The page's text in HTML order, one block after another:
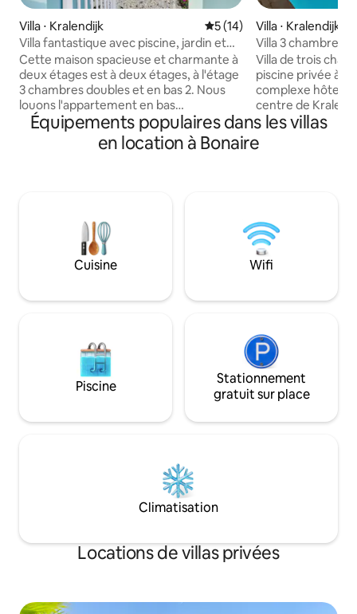
Villa ⋅ Kralendijk Évaluation moyenne sur la
5 (14)
Villa fantastique avec piscine, jardin et
vue sur la mer
Cette maison spacieuse et charmante à
deux étages est à deux étages, à l'étage
3 chambres doubles et en bas 2. Nous
louons l'appartement en bas
uniquement en combinaison avec la
maison principale, de sorte que vous
avez toujours une intimité totale.
dispose d'une terrasse avec chaises
longues. Nous avons également
facultativement 2 ramassages à louer à
60 € par jour, assurance tous risques
effectuée séparément.
Villa ⋅ Kralendijk
Villa 3 chambres,
barbecue, 2
Villa de trois
piscine privée à
complexe
centre de
lits queen size,
terrasse et le
la terrasse,
restaurant The
quelques
de kite et de
Équipements populaires dans les villas
en location à Bonaire
Cuisine Wifi
Piscine
Stationnement
gratuit sur place
Climatisation
Locations de villas privées